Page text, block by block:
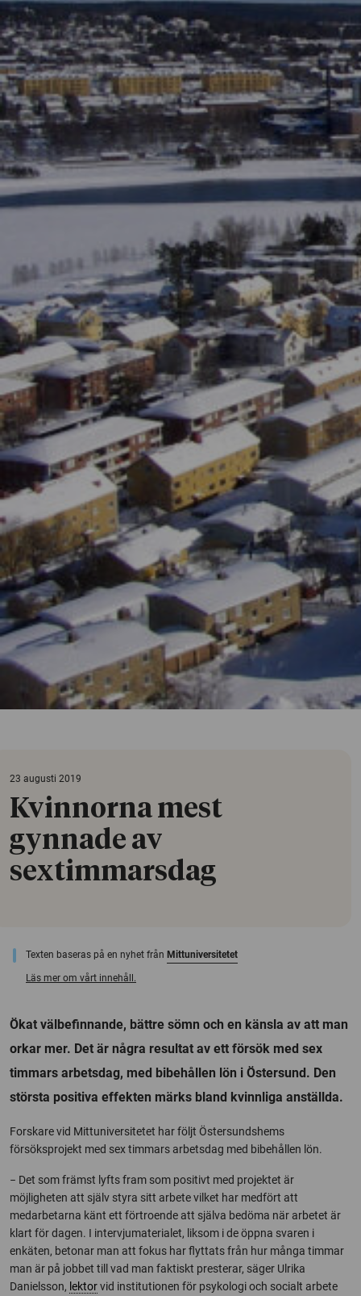
23 augusti 2019
Kvinnorna mest
gynnade av
sextimmarsdag
Texten baseras på en nyhet från Mittuniversitetet
Läs mer om vårt innehåll.
Ökat välbefinnande, bättre sömn och en känsla av att man
orkar mer. Det är några resultat av ett försök med sex
timmars arbetsdag, med bibehållen lön i Östersund. Den
största positiva effekten märks bland kvinnliga anställda.
Forskare vid Mittuniversitetet har följt Östersundshems
försöksprojekt med sex timmars arbetsdag med bibehållen lön.
− Det som främst lyfts fram som positivt med projektet är
möjligheten att själv styra sitt arbete vilket har medfört att
medarbetarna känt ett förtroende att själva bedöma när arbetet är
klart för dagen. I intervjumaterialet, liksom i de öppna svaren i
enkäten, betonar man att fokus har flyttats från hur många timmar
man är på jobbet till vad man faktiskt presterar, säger Ulrika
Danielsson, lektorvid institutionen för psykologi och socialt arbete